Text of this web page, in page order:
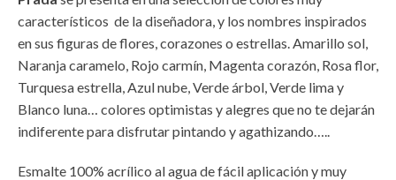
característicos de la diseñadora, y los nombres inspirados
en sus figuras de flores, corazones o estrellas. Amarillo sol,
Naranja caramelo, Rojo carmín, Magenta corazón, Rosa flor,
Turquesa estrella, Azul nube, Verde árbol, Verde lima y
Blanco luna… colores optimistas y alegres que no te dejarán
indiferente para disfrutar pintando y agathizando…..
Esmalte 100% acrílico al agua de fácil aplicación y muy